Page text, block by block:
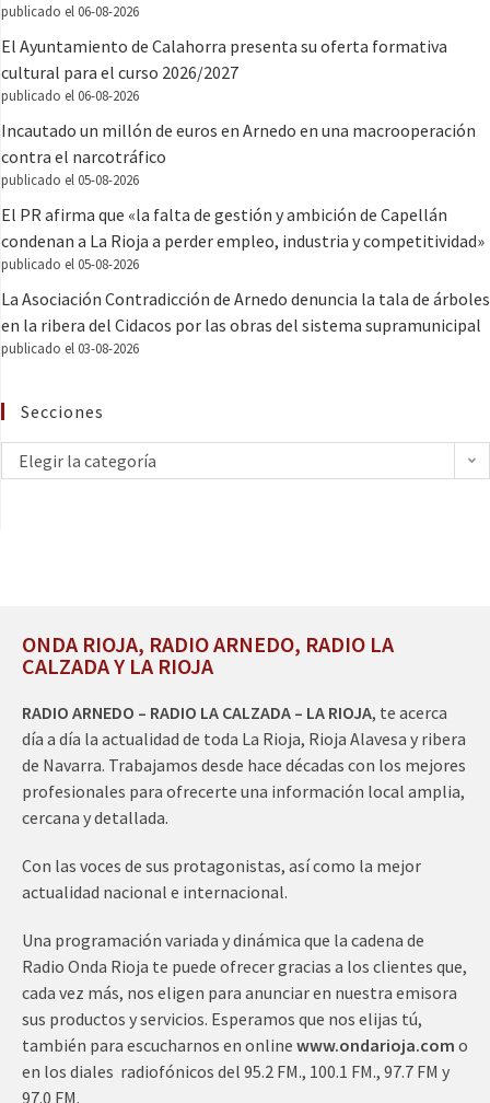
publicado el 06-08-2026
El Ayuntamiento de Calahorra presenta su oferta formativa
cultural para el curso 2026/2027
publicado el 06-08-2026
Incautado un millón de euros en Arnedo en una macrooperación
contra el narcotráfico
publicado el 05-08-2026
El PR afirma que «la falta de gestión y ambición de Capellán
condenan a La Rioja a perder empleo, industria y competitividad»
publicado el 05-08-2026
La Asociación Contradicción de Arnedo denuncia la tala de árboles
en la ribera del Cidacos por las obras del sistema supramunicipal
publicado el 03-08-2026
Secciones
Elegir la categoría
ONDA RIOJA, RADIO ARNEDO, RADIO LA
CALZADA Y LA RIOJA
RADIO ARNEDO – RADIO LA CALZADA – LA RIOJA, te acerca
día a día la actualidad de toda La Rioja, Rioja Alavesa y ribera
de Navarra. Trabajamos desde hace décadas con los mejores
profesionales para ofrecerte una información local amplia,
cercana y detallada.
Con las voces de sus protagonistas, así como la mejor
actualidad nacional e internacional.
Una programación variada y dinámica que la cadena de
Radio Onda Rioja te puede ofrecer gracias a los clientes que,
cada vez más, nos eligen para anunciar en nuestra emisora
sus productos y servicios. Esperamos que nos elijas tú,
también para escucharnos en online www.ondarioja.com o
en los diales radiofónicos del 95.2 FM., 100.1 FM., 97.7 FM y
97.0 FM.